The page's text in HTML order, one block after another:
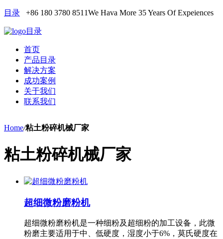
目录 +86 180 3780 8511We Hava More 35 Years Of Expeiences
目录
首页
产品目录
解决方案
成功案例
关于我们
联系我们
Home/粘土粉碎机械厂家
粘土粉碎机械厂家
超细微粉磨粉机
超细微粉磨粉机是一种细粉及超细粉的加工设备，此微
粉磨主要适用于中、低硬度，湿度小于6%，莫氏硬度在